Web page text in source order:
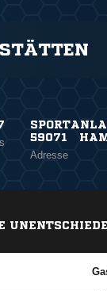
59071
Adresse